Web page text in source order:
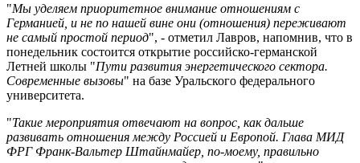
"Мы уделяем приоритетное внимание отношениям с
Германией, и не по нашей вине они (отношения) переживают
не самый простой период", - отметил Лавров, напомнив, что в
понедельник состоится открытие российско-германской
Летней школы "Пути развития энергетического сектора.
Современные вызовы" на базе Уральского федерального
университета.
"Такие мероприятия отвечают на вопрос, как дальше
развивать отношения между Россией и Европой. Глава МИД
ФРГ Франк-Вальтер Штайнмайер, по-моему, правильно